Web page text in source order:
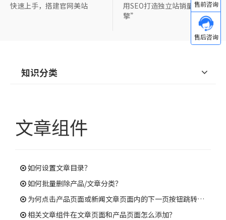
快速上手，搭建官网美站
用SEO打造独立站销量“新引
擎”
知识分类
文章组件
如何设置文章目录？
如何批量删除产品/文章分类？
为何点击产品页面或新闻文章页面内的下一页按钮跳转到其他页面，而不是当前页面的下一页？
相关文章组件在文章页面和产品页面怎么添加？